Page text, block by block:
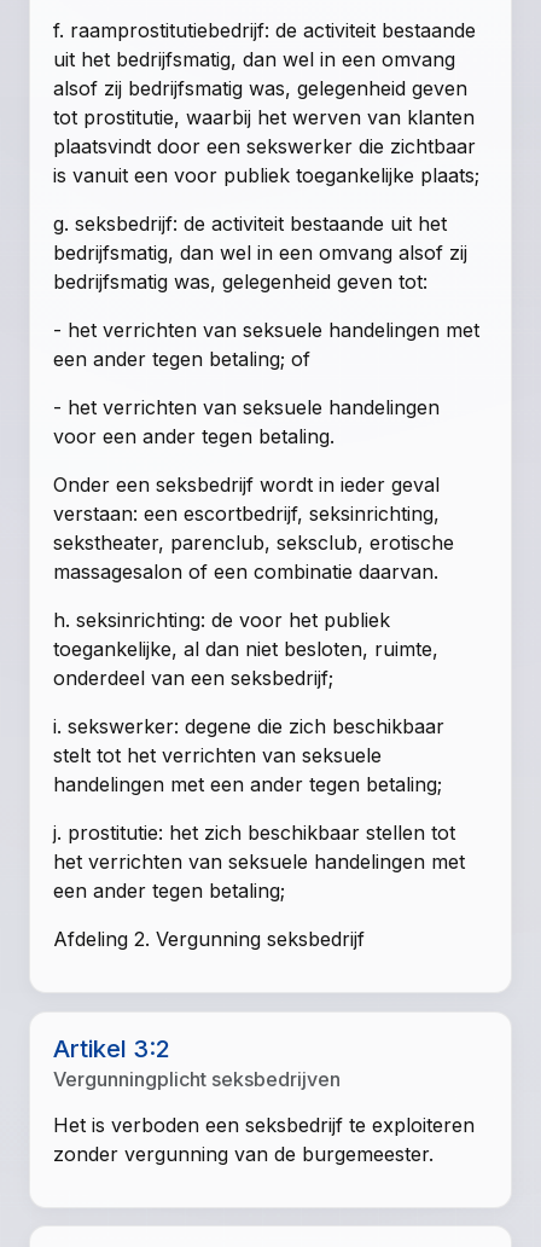
f. raamprostitutiebedrijf: de activiteit bestaande
uit het bedrijfsmatig, dan wel in een omvang
alsof zij bedrijfsmatig was, gelegenheid geven
tot prostitutie, waarbij het werven van klanten
plaatsvindt door een sekswerker die zichtbaar
is vanuit een voor publiek toegankelijke plaats;
g. seksbedrijf: de activiteit bestaande uit het
bedrijfsmatig, dan wel in een omvang alsof zij
bedrijfsmatig was, gelegenheid geven tot:
- het verrichten van seksuele handelingen met
een ander tegen betaling; of
- het verrichten van seksuele handelingen
voor een ander tegen betaling.
Onder een seksbedrijf wordt in ieder geval
verstaan: een escortbedrijf, seksinrichting,
sekstheater, parenclub, seksclub, erotische
massagesalon of een combinatie daarvan.
h. seksinrichting: de voor het publiek
toegankelijke, al dan niet besloten, ruimte,
onderdeel van een seksbedrijf;
i. sekswerker: degene die zich beschikbaar
stelt tot het verrichten van seksuele
handelingen met een ander tegen betaling;
j. prostitutie: het zich beschikbaar stellen tot
het verrichten van seksuele handelingen met
een ander tegen betaling;
Afdeling 2. Vergunning seksbedrijf
Artikel 3:2
Vergunningplicht seksbedrijven
Het is verboden een seksbedrijf te exploiteren
zonder vergunning van de burgemeester.